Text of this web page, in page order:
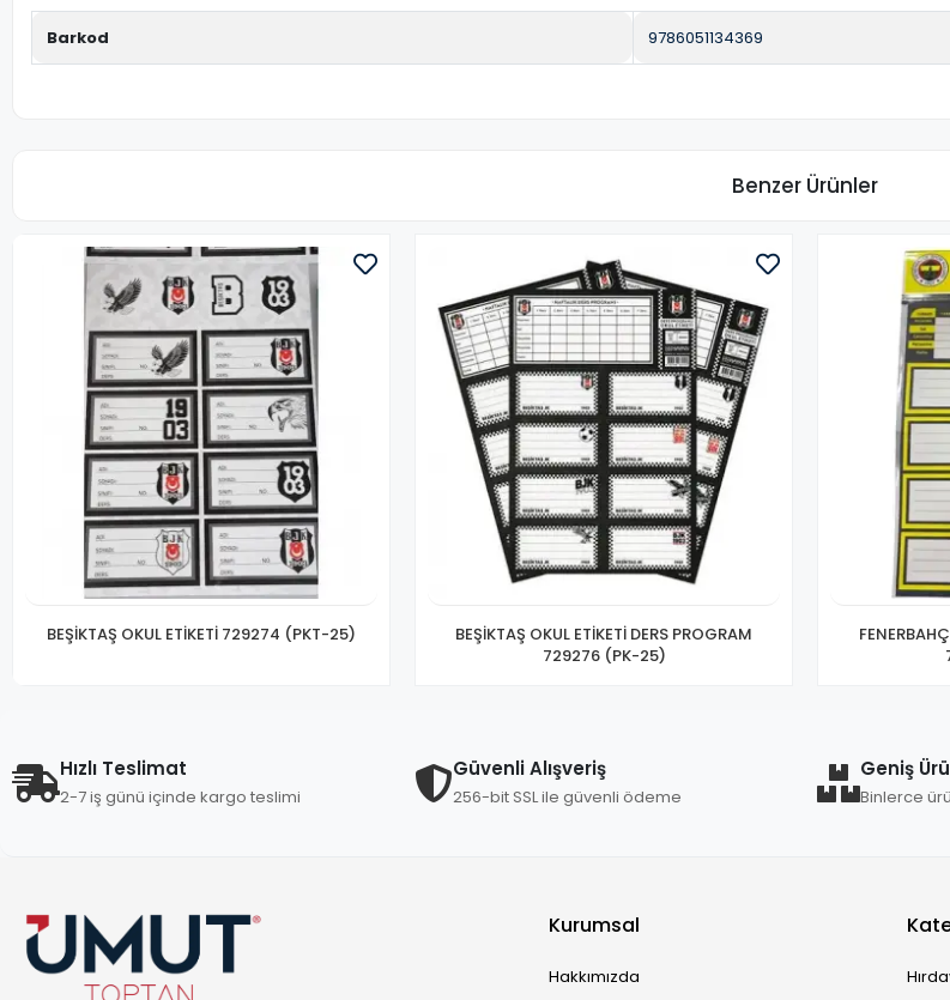
Barkod 9786051134369
Benzer Ürünler
BEŞİKTAŞ OKUL ETİKETİ 729274 (PKT-25)
BEŞİKTAŞ OKUL ETİKETİ DERS PROGRAM
729276 (PK-25)
Hızlı Teslimat
2-7 iş günü içinde kargo teslimi
Güvenli Alışveriş
256-bit SSL ile güvenli ödeme
Geniş
Binlerce
Kurumsal
Hakkımızda